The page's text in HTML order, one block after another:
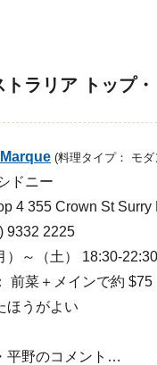
トラリア トップ
Marque (料理タイプ： モダ
ドニー
4 355 Crown St
9332 2225
）～（土） 18:30-22:30
前菜＋メインで約 $75
うがよい
平野のコメント…